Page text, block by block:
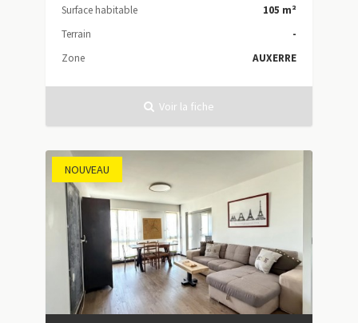
Surface habitable
105 m²
Terrain
-
Zone
AUXERRE
Voir la fiche
NOUVEAU